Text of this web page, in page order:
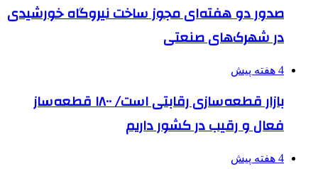
صدور دو هفته‌ای مجوز ساخت نیروگاه خورشیدی
در شهرک‌های صنعتی
4 هفته پیش
بازار قطعه‌سازی رقابتی است/ ۱۸۰۰ قطعه‌ساز
فعال و رقیب در کشور داریم
4 هفته پیش